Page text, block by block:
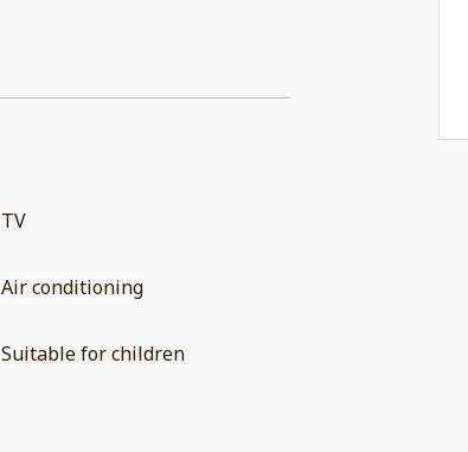
TV
Air conditioning
Suitable for children